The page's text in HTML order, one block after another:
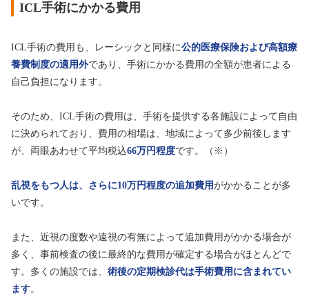
ICL手術にかかる費用
ICL手術の費用も、レーシックと同様に公的医療保険および高額療
養費制度の適用外であり、手術にかかる費用の全額が患者による
自己負担になります。
そのため、ICL手術の費用は、手術を提供する各施設によって自由
に決められており、費用の相場は、地域によって多少前後します
が、両眼あわせて平均税込66万円程度です。（※）
乱視をもつ人は、さらに10万円程度の追加費用がかかることが多
いです。
また、近視の度数や遠視の有無によって追加費用がかかる場合が
多く、事前検査の後に最終的な費用が確定する場合がほとんどで
す。多くの施設では、 術後の定期検診代は手術費用に含まれてい
ます。